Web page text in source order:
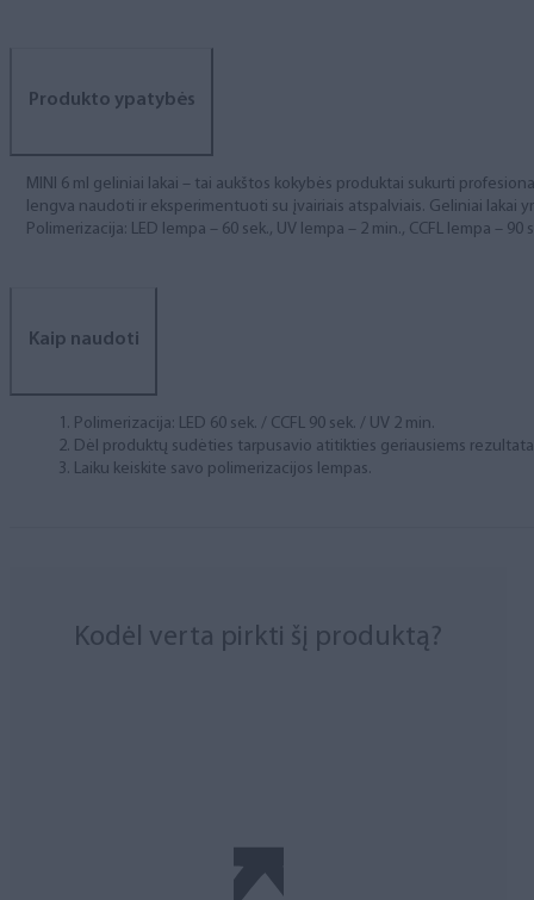
Produkto ypatybės
MINI 6 ml geliniai lakai – tai aukštos kokybės produktai sukurti
lengva naudoti ir eksperimentuoti su įvairiais atspalviais. Geliniai lakai
Polimerizacija: LED lempa – 60 sek., UV lempa – 2 min., CCFL lempa – 90
Kaip naudoti
Polimerizacija: LED 60 sek. / CCFL 90 sek. / UV 2 min.
Dėl produktų sudėties tarpusavio atitikties geriausiems
Laiku keiskite savo polimerizacijos lempas.
Kodėl verta pirkti šį produktą?